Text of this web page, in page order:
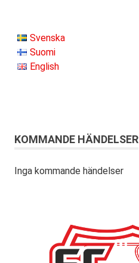
Svenska
Suomi
English
KOMMANDE HÄNDELSER
Inga kommande händelser